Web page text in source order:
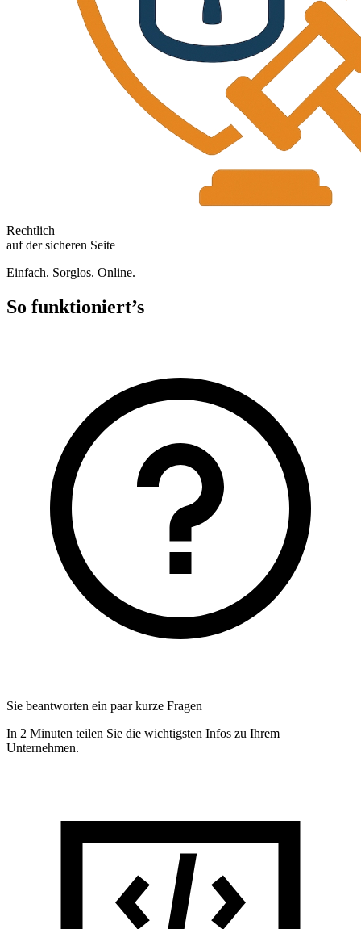
Rechtlich
auf der sicheren Seite
Einfach. Sorglos. Online.
So funktioniert’s
Sie beantworten ein paar kurze Fragen
In 2 Minuten teilen Sie die wichtigsten Infos zu Ihrem
Unternehmen.